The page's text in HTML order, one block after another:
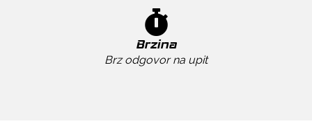
Brzina
Brz odgovor na upit